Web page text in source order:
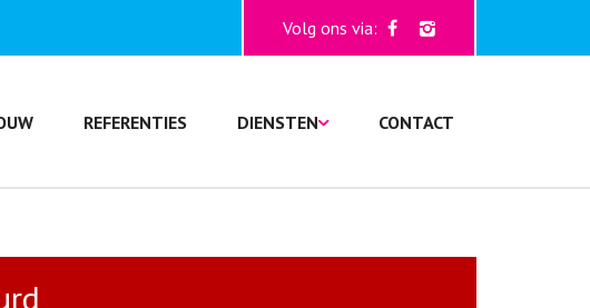
Volg ons via:
REFERENTIES DIENSTEN CONTACT